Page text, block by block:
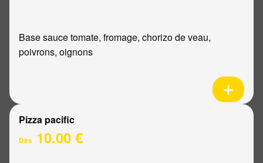
Base sauce tomate, fromage, chorizo de veau,
poivrons, oignons
Pizza pacific
Dès 10.00 €